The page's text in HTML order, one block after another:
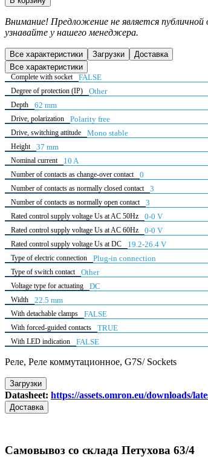
Внимание! Предложение не является
узнавайте у нашего менеджера.
Все характеристики Загрузки
Доставка
Все характеристики
Complete with socket FALSE
Degree of protection (IP) Other
Depth 62 mm
Drive, polarization Polarity free
Drive, switching attitude Mono stable
Height 37 mm
Nominal current 10 A
Number of contacts as change-over contact 0
Number of contacts as normally closed contact 3
Number of contacts as normally open contact 3
Rated control supply voltage Us at AC 50Hz 0-0 V
Rated control supply voltage Us at AC 60Hz 0-0 V
Rated control supply voltage Us at DC 19.2-26.4 V
Type of electric connection Plug-in connection
Type of switch contact Other
Voltage type for actuating DC
Width 22.5 mm
With detachable clamps FALSE
With forced-guided contacts TRUE
With LED indication FALSE
Реле, Реле коммутационное, G7S/ Sockets
Загрузки
Datasheet: https://assets.omron.eu/downloads/
Доставка
Самовывоз со склада Петухова 63/4